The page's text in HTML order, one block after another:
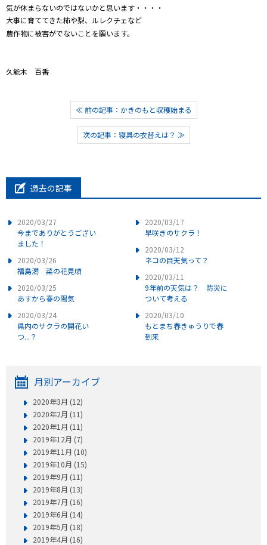
気が休まらないのではないかと思います・・・・
大事に育ててきた柿や梨、ルレクチェなど
農作物に被害がでないことを願います。
久能木 百香
≪ 前の記事：かきのもと収穫始まる
次の記事：寝具の衣替えは？ ≫
過去の記事
2020/03/27
今までありがとうござい
ました！
2020/03/26
福島潟 菜の花見頃
2020/03/25
あすから春の陽気
2020/03/24
県内のサクラの開花い
つ...？
2020/03/17
早咲きのサクラ！
2020/03/12
ネコの目天気って？
2020/03/11
9年前の天気は？ 防災に
ついて考える
2020/03/10
もとまち春きゅうりで春
到来
月別アーカイブ
2020年3月 (12)
2020年2月 (11)
2020年1月 (11)
2019年12月 (7)
2019年11月 (10)
2019年10月 (15)
2019年9月 (11)
2019年8月 (13)
2019年7月 (16)
2019年6月 (14)
2019年5月 (18)
2019年4月 (16)